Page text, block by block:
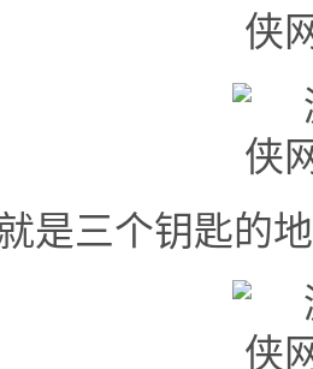
三个钥匙的